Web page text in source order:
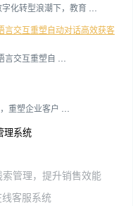
化转型浪潮下，教育 …
交互重塑自动对话高效获客
交互重塑自 …
重塑企业客户 …
理系统
管理，提升销售效能
客服系统